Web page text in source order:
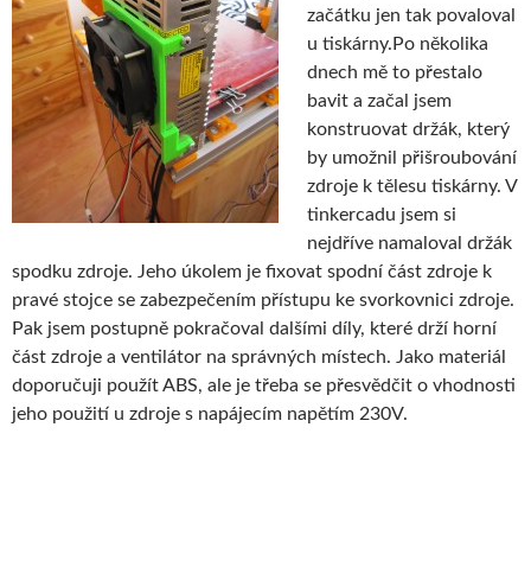
začátku jen tak povaloval
u tiskárny. Po několika
dnech mě to přestalo
bavit a začal jsem
konstruovat držák, který
by umožnil přišroubování
zdroje k tělesu tiskárny. V
tinkercadu jsem si
nejdříve namaloval držák
spodku zdroje. Jeho úkolem je fixovat spodní část zdroje k
pravé stojce se zabezpečením přístupu ke svorkovnici zdroje.
Pak jsem postupně pokračoval dalšími díly, které drží horní
část zdroje a ventilátor na správných místech. Jako materiál
doporučuji použít ABS, ale je třeba se přesvědčit o vhodnosti
jeho použití u zdroje s napájecím napětím 230V.